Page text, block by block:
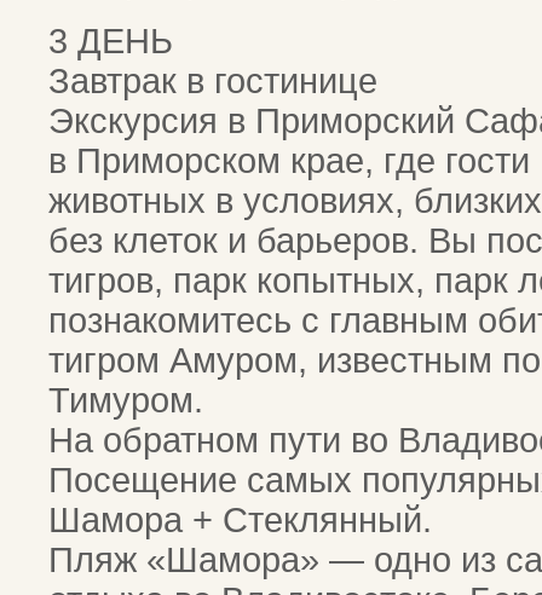
3 ДЕНЬ
Завтрак в гостинице
Экскурсия в Приморский
в Приморском крае, где
животных в условиях,
без клеток и барьеров. Вы
тигров, парк копытных, парк
познакомитесь с главным
тигром Амуром, известным
Тимуром.
На обратном пути во
Посещение самых
Шамора + Стеклянный.
Пляж «Шамора» — одно из